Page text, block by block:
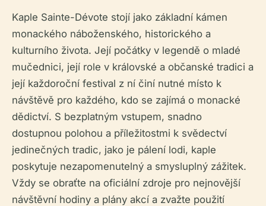
Kaple Sainte-Dévote stojí jako základní kámen
monackého náboženského, historického a
kulturního života. Její počátky v legendě o mladé
mučednici, její role v královské a občanské tradici a
její každoroční festival z ní činí nutné místo k
návštěvě pro každého, kdo se zajímá o monacké
dědictví. S bezplatným vstupem, snadno
dostupnou polohou a příležitostmi k svědectví
jedinečných tradic, jako je pálení lodi, kaple
poskytuje nezapomenutelný a smysluplný zážitek.
Vždy se obraťte na oficiální zdroje pro nejnovější
návštěvní hodiny a plány akcí a zvažte použití